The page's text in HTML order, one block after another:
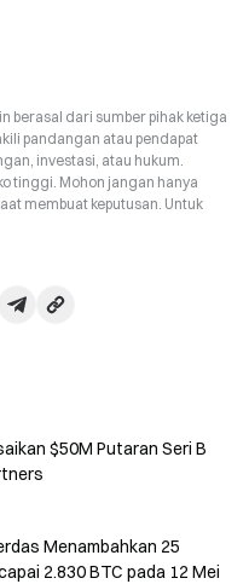
berasal dari sumber pihak ketiga
pandangan atau pendapat
investasi, atau hukum.
tinggi. Mohon jangan hanya
membuat keputusan. Untuk
$50M Putaran Seri B
Menambahkan 25
2.830 BTC pada 12 Mei